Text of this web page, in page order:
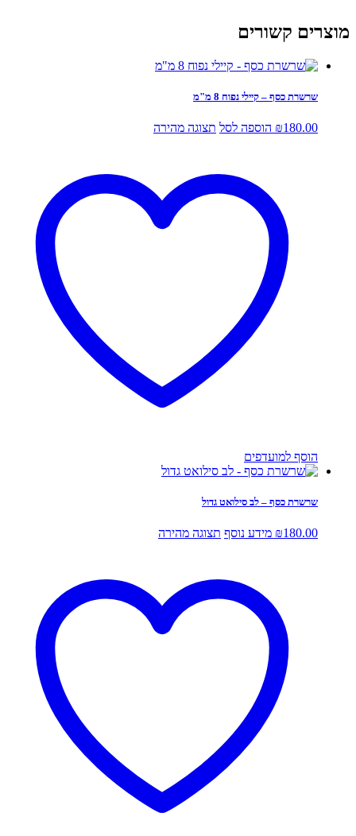
מוצרים קשורים
שרשרת כסף – קיילי נפוח 8 מ"מ
₪180.00 הוספה לסל תצוגה מהירה
הוסף למועדפים
שרשרת כסף – לב סילואט גדול
₪180.00 מידע נוסף תצוגה מהירה